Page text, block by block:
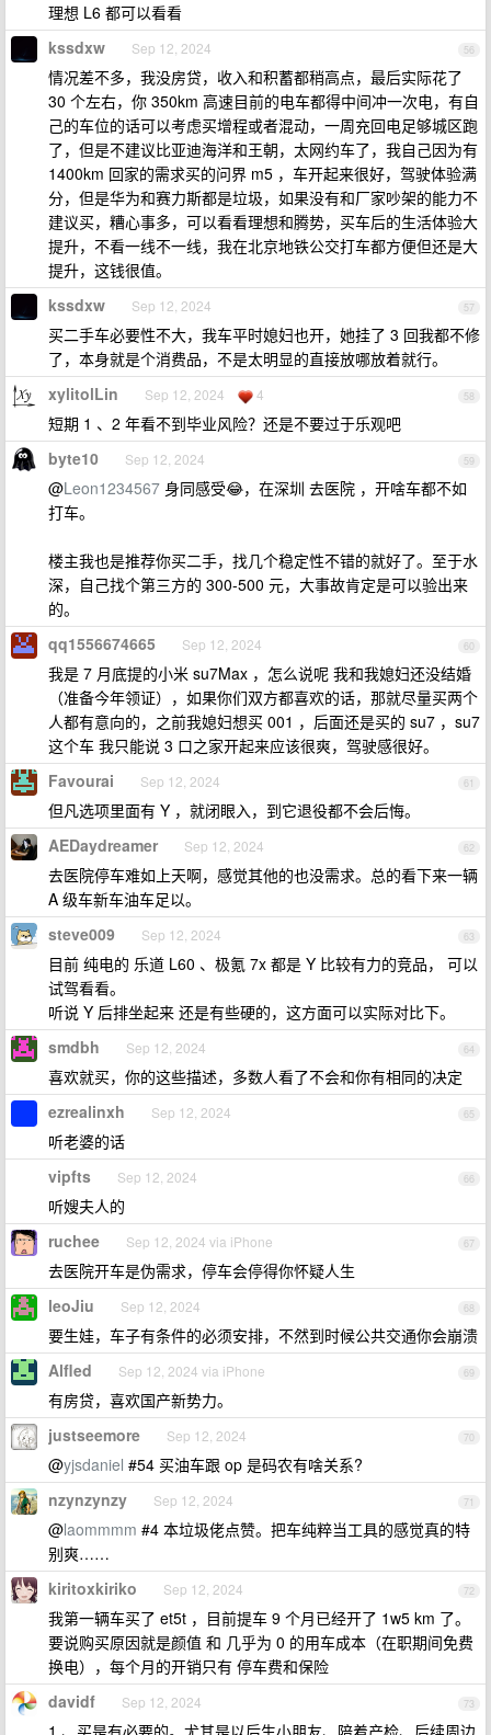
理想 L6 都可以看看
56
kssdxw Sep 12, 2024
情况差不多，我没房贷，收入和积蓄都稍高点，最后实际花了
30 个左右，你 350km 高速目前的电车都得中间冲一次电，有自
己的车位的话可以考虑买增程或者混动，一周充回电足够城区跑
了，但是不建议比亚迪海洋和王朝，太网约车了，我自己因为有
1400km 回家的需求买的问界 m5 ，车开起来很好，驾驶体验满
分，但是华为和赛力斯都是垃圾，如果没有和厂家吵架的能力不
建议买，糟心事多，可以看看理想和腾势，买车后的生活体验大
提升，不看一线不一线，我在北京地铁公交打车都方便但还是大
提升，这钱很值。
57
kssdxw Sep 12, 2024
买二手车必要性不大，我车平时媳妇也开，她挂了 3 回我都不修
了，本身就是个消费品，不是太明显的直接放哪放着就行。
58
xylitolLin Sep 12, 2024 4
短期 1 、2 年看不到毕业风险？还是不要过于乐观吧
59
byte10 Sep 12, 2024
@Leon1234567 身同感受😂，在深圳 去医院 ，开啥车都不如
打车。
楼主我也是推荐你买二手，找几个稳定性不错的就好了。至于水
深，自己找个第三方的 300-500 元，大事故肯定是可以验出来
的。
60
qq1556674665 Sep 12, 2024
我是 7 月底提的小米 su7Max ，怎么说呢 我和我媳妇还没结婚
（准备今年领证），如果你们双方都喜欢的话，那就尽量买两个
人都有意向的，之前我媳妇想买 001 ，后面还是买的 su7 ，su7
这个车 我只能说 3 口之家开起来应该很爽，驾驶感很好。
61
Favourai Sep 12, 2024
但凡选项里面有 Y ，就闭眼入，到它退役都不会后悔。
62
AEDaydreamer Sep 12, 2024
去医院停车难如上天啊，感觉其他的也没需求。总的看下来一辆
A 级车新车油车足以。
63
steve009 Sep 12, 2024
目前 纯电的 乐道 L60 、极氪 7x 都是 Y 比较有力的竞品， 可以
试驾看看。
听说 Y 后排坐起来 还是有些硬的，这方面可以实际对比下。
64
smdbh Sep 12, 2024
喜欢就买，你的这些描述，多数人看了不会和你有相同的决定
65
ezrealinxh Sep 12, 2024
听老婆的话
66
vipfts Sep 12, 2024
听嫂夫人的
67
ruchee Sep 12, 2024 via iPhone
去医院开车是伪需求，停车会停得你怀疑人生
68
leoJiu Sep 12, 2024
要生娃，车子有条件的必须安排，不然到时候公共交通你会崩溃
69
Alfled Sep 12, 2024 via iPhone
有房贷，喜欢国产新势力。
70
justseemore Sep 12, 2024
@yjsdaniel #54 买油车跟 op 是码农有啥关系?
71
nzynzynzy Sep 12, 2024
@laommmm #4 本垃圾佬点赞。把车纯粹当工具的感觉真的特
别爽……
72
kiritoxkiriko Sep 12, 2024
我第一辆车买了 et5t ，目前提车 9 个月已经开了 1w5 km 了。
要说购买原因就是颜值 和 几乎为 0 的用车成本（在职期间免费
换电），每个月的开销只有 停车费和保险
73
davidf Sep 12, 2024
1 、买是有必要的。尤其是以后生小朋友、陪着产检、后续周边